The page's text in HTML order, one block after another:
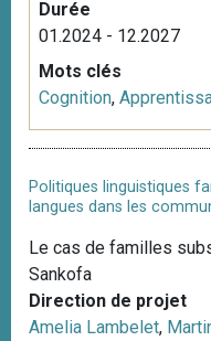
Durée
01.2024 - 12.2027
Mots clés
Cognition,
Politiques linguistiques
langues dans les
Le cas de familles
Sankofa
Direction de projet
Amelia Lambelet,